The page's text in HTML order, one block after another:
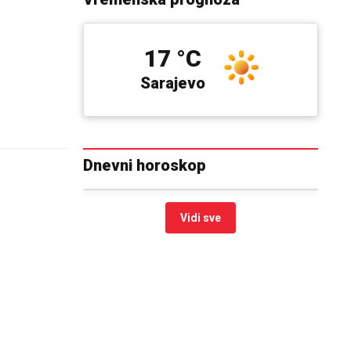
Sarajevo
17 °C
Dnevni horoskop
Vidi sve